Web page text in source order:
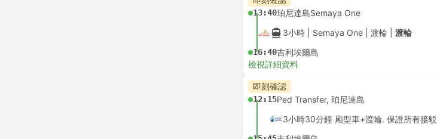
13:40珀尼達島Semaya One
3小時 | Semaya One 渡輪 渡輪
16:40吉利埃爾島
檢視詳細資料
即刻確認
12:15Ped Transfer, 珀尼達島
3小時30分鐘 廂型車+渡輪. 保證所有接駁